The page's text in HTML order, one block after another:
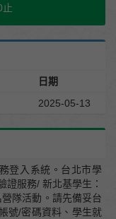
止
日期
2025-05-13
登入系統。台北市學
證服務/ 新北基學生：
隊活動。請先備妥台
號/密碼資料、學生就